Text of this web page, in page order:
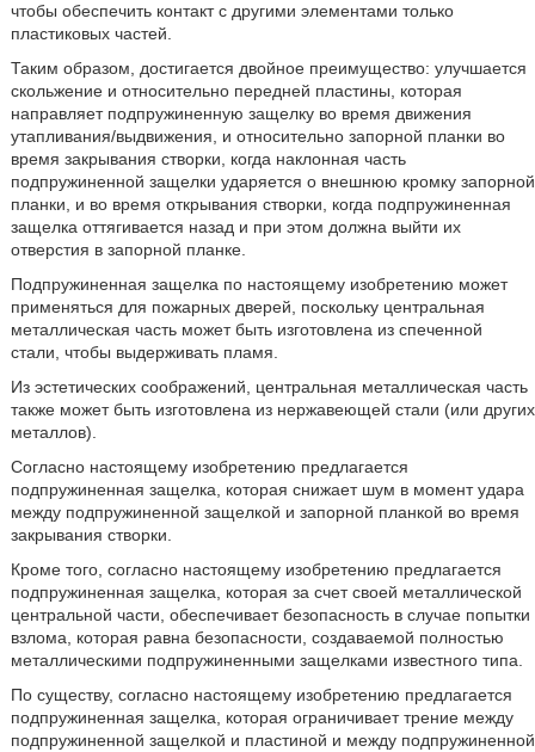
чтобы обеспечить контакт с другими элементами только
пластиковых частей.
Таким образом, достигается двойное преимущество: улучшается
скольжение и относительно передней пластины, которая
направляет подпружиненную защелку во время движения
утапливания/выдвижения, и относительно запорной планки во
время закрывания створки, когда наклонная часть
подпружиненной защелки ударяется о внешнюю кромку запорной
планки, и во время открывания створки, когда подпружиненная
защелка оттягивается назад и при этом должна выйти их
отверстия в запорной планке.
Подпружиненная защелка по настоящему изобретению может
применяться для пожарных дверей, поскольку центральная
металлическая часть может быть изготовлена из спеченной
стали, чтобы выдерживать пламя.
Из эстетических соображений, центральная металлическая часть
также может быть изготовлена из нержавеющей стали (или других
металлов).
Согласно настоящему изобретению предлагается
подпружиненная защелка, которая снижает шум в момент удара
между подпружиненной защелкой и запорной планкой во время
закрывания створки.
Кроме того, согласно настоящему изобретению предлагается
подпружиненная защелка, которая за счет своей металлической
центральной части, обеспечивает безопасность в случае попытки
взлома, которая равна безопасности, создаваемой полностью
металлическими подпружиненными защелками известного типа.
По существу, согласно настоящему изобретению предлагается
подпружиненная защелка, которая ограничивает трение между
подпружиненной защелкой и пластиной и между подпружиненной